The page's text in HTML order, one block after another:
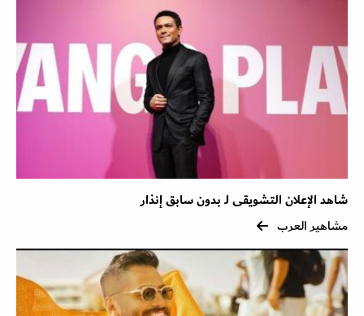
شاهد الإعلان التشويقى لـ بدون سابق إنذار
مشاهير العرب